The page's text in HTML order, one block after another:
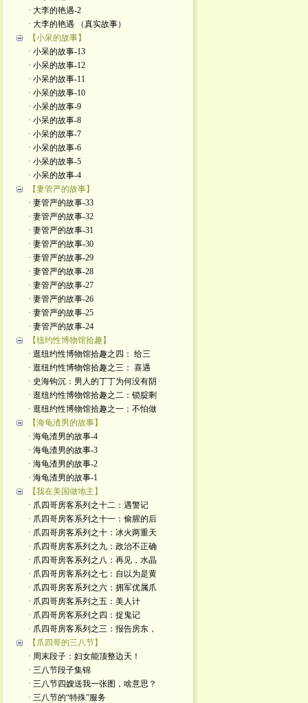
· 大李的艳遇-2
· 大李的艳遇 （真实故事）
【小呆的故事】
· 小呆的故事-13
· 小呆的故事-12
· 小呆的故事-11
· 小呆的故事-10
· 小呆的故事-9
· 小呆的故事-8
· 小呆的故事-7
· 小呆的故事-6
· 小呆的故事-5
· 小呆的故事-4
【妻管严的故事】
· 妻管严的故事-33
· 妻管严的故事-32
· 妻管严的故事-31
· 妻管严的故事-30
· 妻管严的故事-29
· 妻管严的故事-28
· 妻管严的故事-27
· 妻管严的故事-26
· 妻管严的故事-25
· 妻管严的故事-24
【纽约性博物馆拾趣】
· 逛纽约性博物馆拾趣之四： 给三
· 逛纽约性博物馆拾趣之三： 喜遇
· 史海钩沉：男人的丁丁为何没有阴
· 逛纽约性博物馆拾趣之二：锁腚剩
· 逛纽约性博物馆拾趣之一：不怕做
【海龟渣男的故事】
· 海龟渣男的故事-4
· 海龟渣男的故事-3
· 海龟渣男的故事-2
· 海龟渣男的故事-1
【我在美国做地主】
· 爪四哥房客系列之十二：遇警记
· 爪四哥房客系列之十一：偷腥的后
· 爪四哥房客系列之十：冰火两重天
· 爪四哥房客系列之九：政治不正确
· 爪四哥房客系列之八：再见，水晶
· 爪四哥房客系列之七：自以为是黄
· 爪四哥房客系列之六：拥军优属爪
· 爪四哥房客系列之五：美人计
· 爪四哥房客系列之四：捉鬼记
· 爪四哥房客系列之三：报告房东，
【爪四哥的三八节】
· 周末段子：妇女能顶整边天！
· 三八节段子集锦
· 三八节四嫂送我一张图，啥意思？
· 三八节的“特殊”服务